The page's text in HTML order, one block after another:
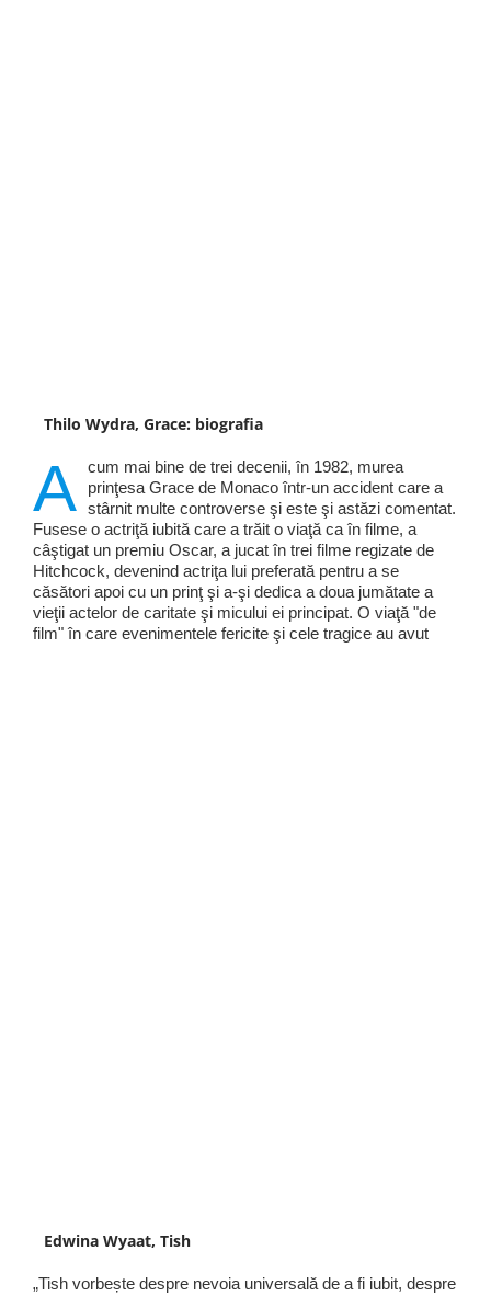
Thilo Wydra, Grace: biografia
A cum mai bine de trei decenii, în 1982, murea
prinţesa Grace de Monaco într-un accident care a
stârnit multe controverse şi este şi astăzi comentat.
Fusese o actriţă iubită care a trăit o viaţă ca în filme, a
câştigat un premiu Oscar, a jucat în trei filme regizate de
Hitchcock, devenind actriţa lui preferată pentru a se
căsători apoi cu un prinţ şi a-şi dedica a doua jumătate a
vieţii actelor de caritate şi micului ei principat. O viaţă "de
film" în care evenimentele fericite şi cele tragice au avut
Edwina Wyaat, Tish
„Tish vorbește despre nevoia universală de a fi iubit, despre